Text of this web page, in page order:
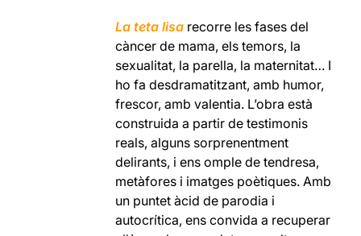
La teta lisa recorre les fases del
càncer de mama, els temors, la
sexualitat, la parella, la maternitat… I
ho fa desdramatitzant, amb humor,
frescor, amb valentia. L’obra està
construida a partir de testimonis
reals, alguns sorprenentment
delirants, i ens omple de tendresa,
metàfores i imatges poètiques. Amb
un puntet àcid de parodia i
autocrítica, ens convida a recuperar